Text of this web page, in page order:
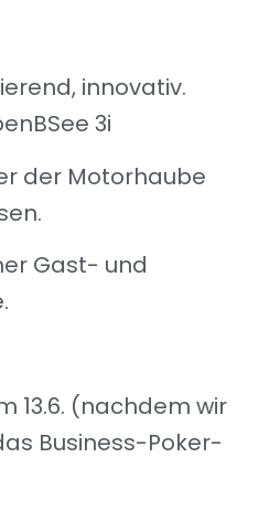
innovativ.
3i
der Motorhaube
Gast- und
13.6. (nachdem wir
Business-Poker-